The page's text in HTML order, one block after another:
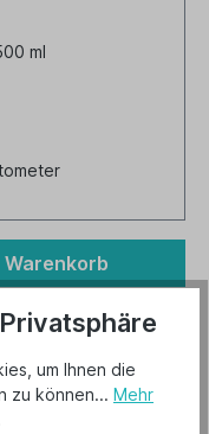
ml
Warenkorb
um Ihnen die
zu können... Mehr